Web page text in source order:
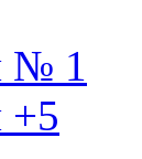
№ 1
+5